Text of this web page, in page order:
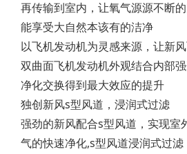
再传输到室内，让氧气源源不断
能享受大自然本该有的洁净
以飞机发动机为灵感来源，让新
双曲面飞机发动机外观结合内部
净化交换得到最大效应的提升
独创新风s型风道，浸润式过滤
强劲的新风配合s型风道，实现室
气的快速净化,s型风道浸润式过